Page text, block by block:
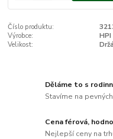
Číslo produktu:
Výrobce:
HPI
Velikost:
Děláme to s
Stavíme na
Cena férová,
Nejlepší ceny na